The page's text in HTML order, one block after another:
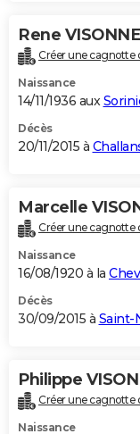
Rene
Créer une cagnotte
Naissance
14/11/1936 aux
Décès
20/11/2015 à
Marcelle
Créer une cagnotte
Naissance
16/08/1920 à la
Décès
30/09/2015 à Saint-
Philippe
Créer une cagnotte
Naissance